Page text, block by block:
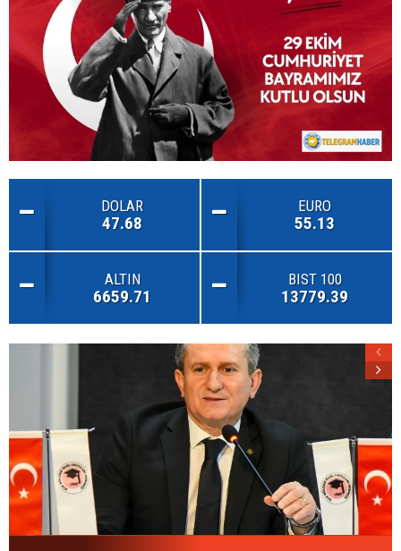
DOLAR
47.68
EURO
55.13
ALTIN
6659.71
BIST 100
13779.39